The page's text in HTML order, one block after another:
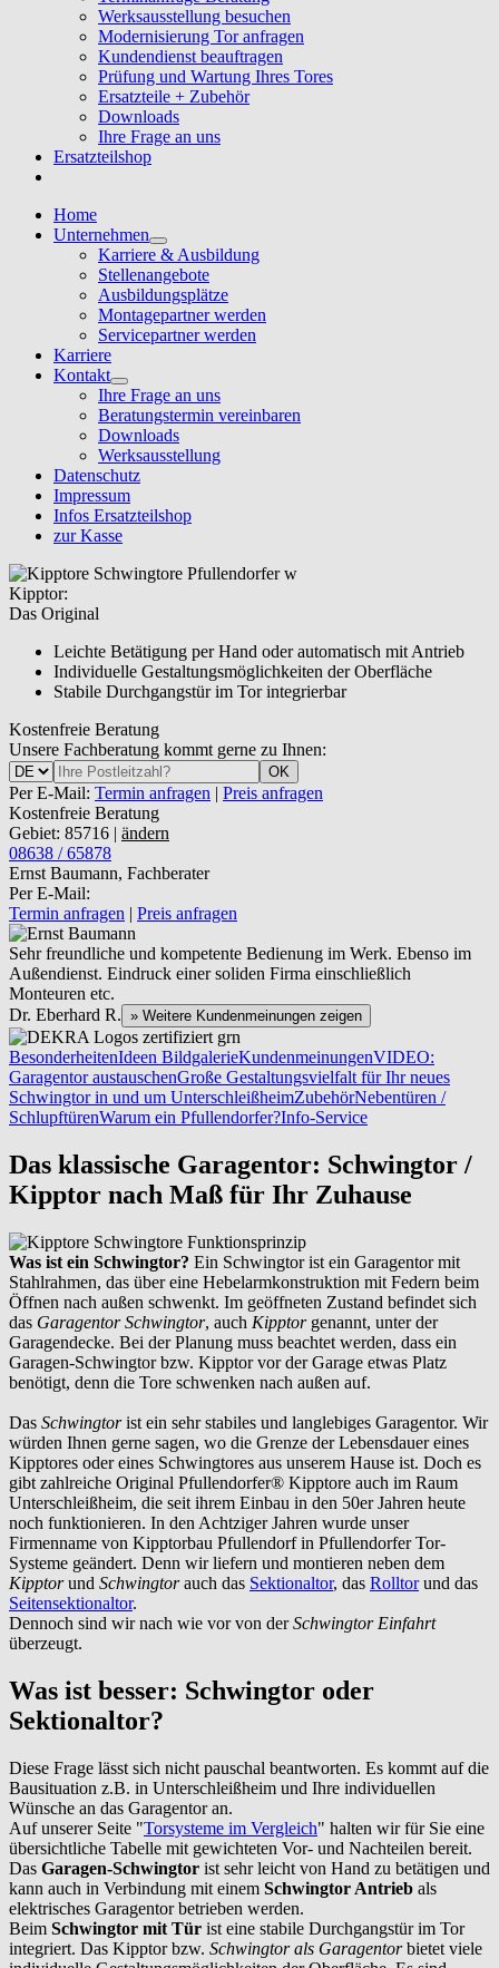
Werksausstellung besuchen
Modernisierung Tor anfragen
Kundendienst beauftragen
Prüfung und Wartung Ihres Tores
Ersatzteile + Zubehör
Downloads
Ihre Frage an uns
Ersatzteilshop
Home
Unternehmen
Karriere & Ausbildung
Stellenangebote
Ausbildungsplätze
Montagepartner werden
Servicepartner werden
Karriere
Kontakt
Ihre Frage an uns
Beratungstermin vereinbaren
Downloads
Werksausstellung
Datenschutz
Impressum
Infos Ersatzteilshop
zur Kasse
Kipptor:
Das Original
Leichte Betätigung per Hand oder automatisch mit Antrieb
Individuelle Gestaltungsmöglichkeiten der Oberfläche
Stabile Durchgangstür im Tor integrierbar
Kostenfreie Beratung
Unsere Fachberatung kommt gerne zu Ihnen:
OK
Per E-Mail: Termin anfragen | Preis anfragen
Kostenfreie Beratung
Gebiet: 85716 | ändern
08638 / 65878
Ernst Baumann, Fachberater
Per E-Mail:
Termin anfragen | Preis anfragen
Sehr freundliche und kompetente Bedienung im Werk. Ebenso im
Außendienst. Eindruck einer soliden Firma einschließlich
Monteuren etc.
Dr. Eberhard R. » Weitere Kundenmeinungen zeigen
BesonderheitenIdeen BildgalerieKundenmeinungenVIDEO:
Garagentor austauschenGroße Gestaltungsvielfalt für Ihr neues
Schwingtor in und um UnterschleißheimZubehörNebentüren /
SchlupftürenWarum ein Pfullendorfer?Info-Service
Das klassische Garagentor: Schwingtor /
Kipptor nach Maß für Ihr Zuhause
Was ist ein Schwingtor? Ein Schwingtor ist ein Garagentor mit
Stahlrahmen, das über eine Hebelarmkonstruktion mit Federn beim
Öffnen nach außen schwenkt. Im geöffneten Zustand befindet sich
das Garagentor Schwingtor, auch Kipptorgenannt, unter der
Garagendecke. Bei der Planung muss beachtet werden, dass ein
Garagen-Schwingtor bzw. Kipptor vor der Garage etwas Platz
benötigt, denn die Tore schwenken nach außen auf.
Das Schwingtorist ein sehr stabiles und langlebiges Garagentor. Wir
würden Ihnen gerne sagen, wo die Grenze der Lebensdauer eines
Kipptores oder eines Schwingtores aus unserem Hause ist. Doch es
gibt zahlreiche Original Pfullendorfer® Kipptore auch im Raum
Unterschleißheim, die seit ihrem Einbau in den 50er Jahren heute
noch funktionieren. In den Achtziger Jahren wurde unser
Firmenname von Kipptorbau Pfullendorf in Pfullendorfer Tor-
Systeme geändert. Denn wir liefern und montieren neben dem
Kipptorund Schwingtorauch das Sektionaltor, das Rolltorund das
Seitensektionaltor.
Dennoch sind wir nach wie vor von derSchwingtor Einfahrt
überzeugt.
Was ist besser: Schwingtor oder
Sektionaltor?
Diese Frage lässt sich nicht pauschal beantworten. Es kommt auf die
Bausituation z.B. in Unterschleißheim und Ihre individuellen
Wünsche an das Garagentor an.
Auf unserer Seite "Torsysteme im Vergleich" halten wir für Sie eine
übersichtliche Tabelle mit gewichteten Vor- und Nachteilen bereit.
Das Garagen-Schwingtor ist sehr leicht von Hand zu betätigen und
kann auch in Verbindung mit einem Schwingtor Antrieb als
elektrisches Garagentor betrieben werden.
Beim Schwingtor mit Tür ist eine stabile Durchgangstür im Tor
integriert. Das Kipptor bzw. Schwingtor als Garagentorbietet viele